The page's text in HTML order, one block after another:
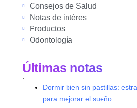
Consejos de Salud
Notas de intéres
Productos
Odontología
Últimas notas
.
Dormir bien sin pastillas:
para mejorar el sueño